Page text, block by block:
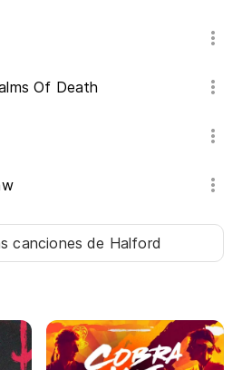
Of Death
cancionesde Halford